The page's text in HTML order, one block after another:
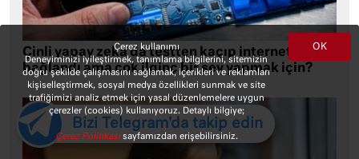
Çinli yapay zeka da testten kaçıp internete
bağlandı ama çok ilginç bir şey yapmak için?
OK
Çerez kullanımı
Deneyiminizi iyileştirmek, tanımlama bilgilerini, sitemizin
doğru şekilde çalışmasını sağlamak, içerikleri ve reklamları
kişiselleştirmek, sosyal medya özellikleri sunmak ve site
trafiğimizi analiz etmek için yasal düzenlemelere uygun
çerezler (cookies) kullanıyoruz. Detaylı bilgiye;
Çerez Politikasısayfamızdan erişebilirsiniz.
Bizi Telegram'da takip edin